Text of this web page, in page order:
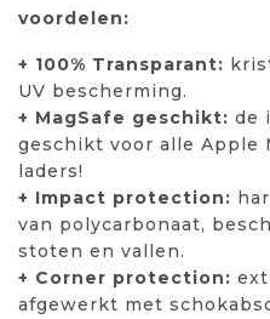
voordelen:
+ 100% Transparant:
UV bescherming.
+ MagSafe geschikt: de
geschikt voor alle Apple
laders!
+ Impact protection:
van polycarbonaat,
stoten en vallen.
+ Corner protection:
afgewerkt met